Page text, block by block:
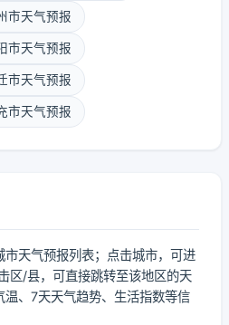
市天气预报
市天气预报
市天气预报
市天气预报
市天气预报列表；点击城市，可进
区/县，可直接跳转至该地区的天
、7天天气趋势、生活指数等信